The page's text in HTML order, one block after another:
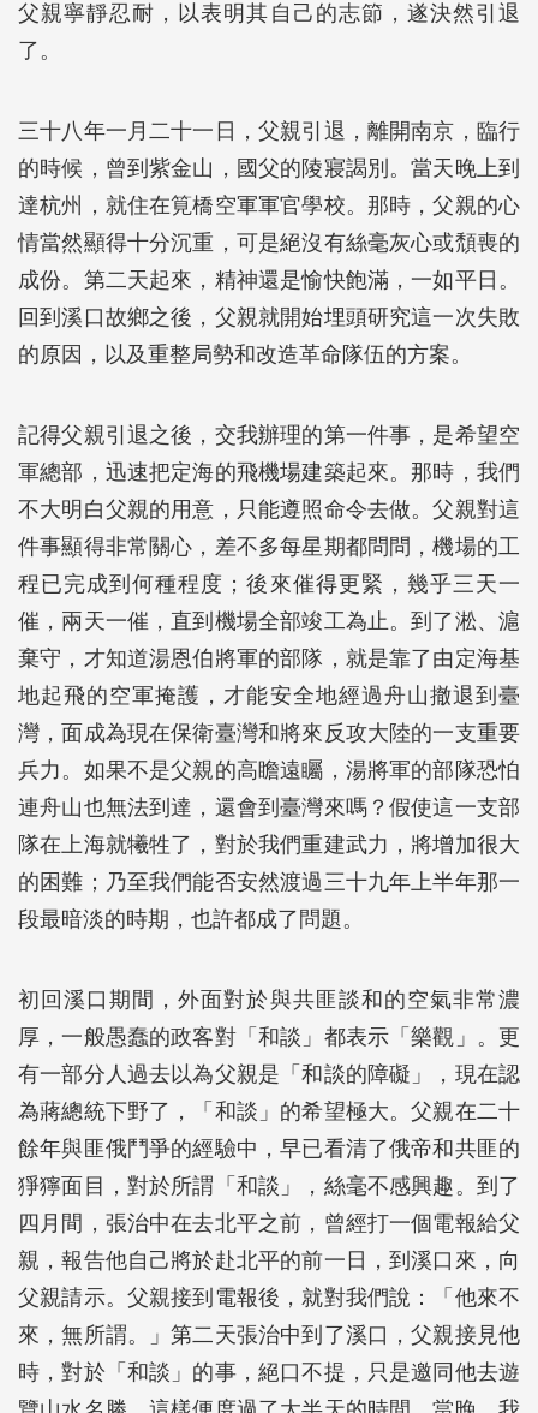
父親寧靜忍耐，以表明其自己的志節，遂決然引退
了。
三十八年一月二十一日，父親引退，離開南京，臨行
的時候，曾到紫金山，國父的陵寢謁別。當天晚上到
達杭州，就住在筧橋空軍軍官學校。那時，父親的心
情當然顯得十分沉重，可是絕沒有絲毫灰心或頹喪的
成份。第二天起來，精神還是愉快飽滿，一如平日。
回到溪口故鄉之後，父親就開始埋頭研究這一次失敗
的原因，以及重整局勢和改造革命隊伍的方案。
記得父親引退之後，交我辦理的第一件事，是希望空
軍總部，迅速把定海的飛機場建築起來。那時，我們
不大明白父親的用意，只能遵照命令去做。父親對這
件事顯得非常關心，差不多每星期都問問，機場的工
程已完成到何種程度；後來催得更緊，幾乎三天一
催，兩天一催，直到機場全部竣工為止。到了淞、滬
棄守，才知道湯恩伯將軍的部隊，就是靠了由定海基
地起飛的空軍掩護，才能安全地經過舟山撤退到臺
灣，面成為現在保衛臺灣和將來反攻大陸的一支重要
兵力。如果不是父親的高瞻遠矚，湯將軍的部隊恐怕
連舟山也無法到達，還會到臺灣來嗎？假使這一支部
隊在上海就犧牲了，對於我們重建武力，將增加很大
的困難；乃至我們能否安然渡過三十九年上半年那一
段最暗淡的時期，也許都成了問題。
初回溪口期間，外面對於與共匪談和的空氣非常濃
厚，一般愚蠢的政客對「和談」都表示「樂觀」。更
有一部分人過去以為父親是「和談的障礙」，現在認
為蔣總統下野了，「和談」的希望極大。父親在二十
餘年與匪俄鬥爭的經驗中，早已看清了俄帝和共匪的
猙獰面目，對於所謂「和談」，絲毫不感興趣。到了
四月間，張治中在去北平之前，曾經打一個電報給父
親，報告他自己將於赴北平的前一日，到溪口來，向
父親請示。父親接到電報後，就對我們說：「他來不
來，無所謂。」第二天張治中到了溪口，父親接見他
時，對於「和談」的事，絕口不提，只是邀同他去遊